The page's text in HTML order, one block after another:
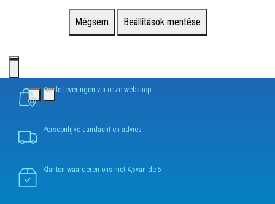
Mégsem Beállítások mentése
Snelle leveringen via onze webshop
Persoonlijke aandacht en advies
Klanten waarderen ons met 4,5van de 5